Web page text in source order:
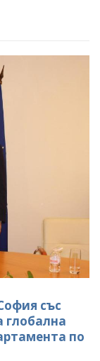
със
глобална
по